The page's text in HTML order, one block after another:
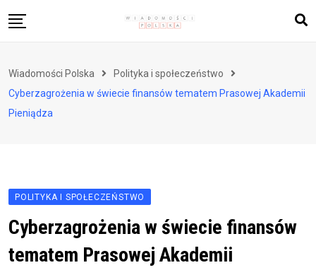
to
Zdrowie i styl życia
Polityka i społeczeństwo
Wiadomości Polska
Polityka i społeczeństwo
Cyberzagrożenia w świecie finansów tematem Prasowej Akademii
Pieniądza
POLITYKA I SPOŁECZEŃSTWO
Cyberzagrożenia w świecie finansów
tematem Prasowej Akademii